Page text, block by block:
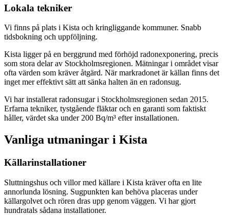
Lokala tekniker
Vi finns på plats i Kista och kringliggande kommuner. Snabb
tidsbokning och uppföljning.
Kista ligger på en berggrund med förhöjd radonexponering, precis
som stora delar av Stockholmsregionen. Mätningar i området visar
ofta värden som kräver åtgärd. När markradonet är källan finns det
inget mer effektivt sätt att sänka halten än en radonsug.
Vi har installerat radonsugar i Stockholmsregionen sedan 2015.
Erfarna tekniker, tystgående fläktar och en garanti som faktiskt
håller, värdet ska under 200 Bq/m³ efter installationen.
Vanliga utmaningar i Kista
Källarinstallationer
Sluttningshus och villor med källare i Kista kräver ofta en lite
annorlunda lösning. Sugpunkten kan behöva placeras under
källargolvet och rören dras upp genom väggen. Vi har gjort
hundratals sådana installationer.